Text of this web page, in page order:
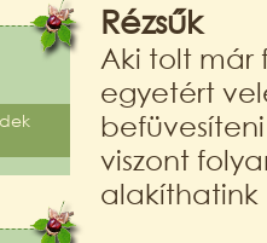
Rézsűk
Aki tolt már
egyetért
viszont
alakíthatink